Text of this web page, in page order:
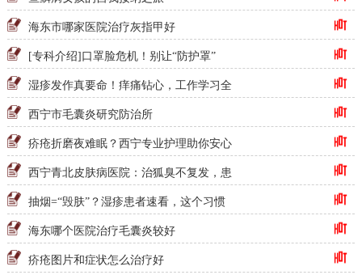
海东市哪家医院治疗灰指甲好
[专科介绍]口罩脸危机！别让“防护罩”
湿疹发作真要命！痒痛钻心，工作学习全
西宁市毛囊炎研究防治所
疥疮折磨夜难眠？西宁专业护理助你安心
西宁青北皮肤病医院：治狐臭不复发，患
抽烟=“毁肤”？湿疹患者速看，这个习惯
海东哪个医院治疗毛囊炎较好
疥疮图片和症状怎么治疗好